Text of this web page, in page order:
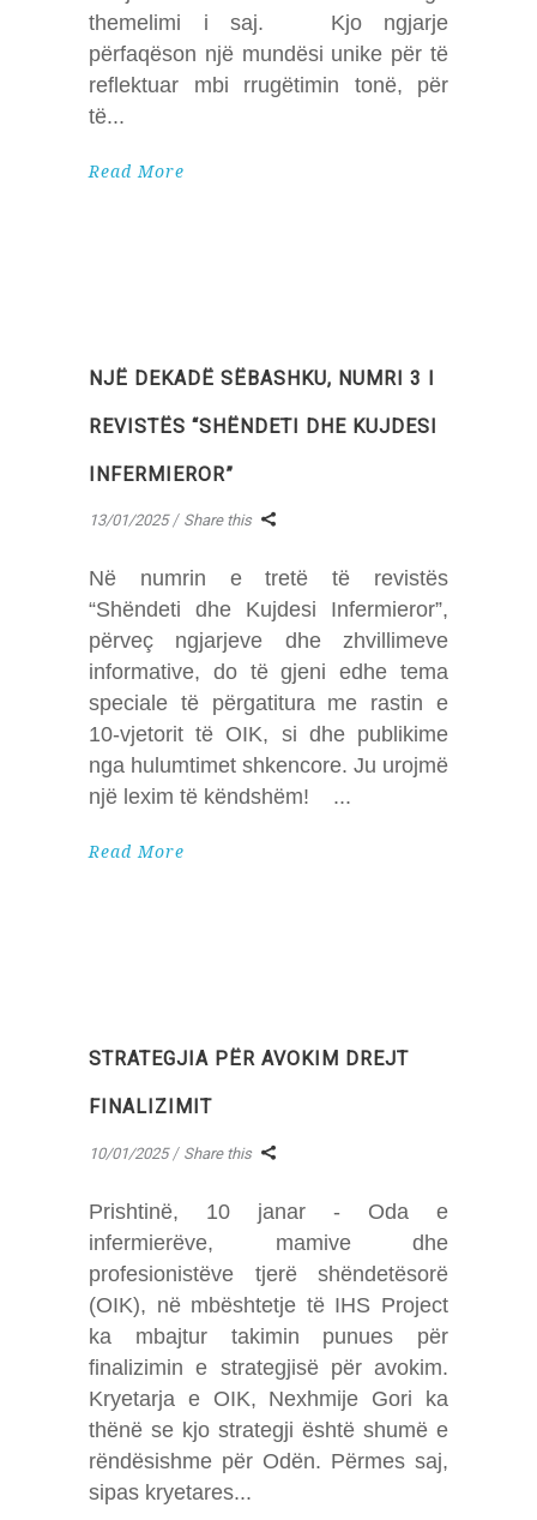
themelimi i saj. Kjo ngjarje
përfaqëson një mundësi unike për të
reflektuar mbi rrugëtimin tonë, për
të
Read More
NJË DEKADË SËBASHKU, NUMRI 3 I
REVISTËS “SHËNDETI DHE KUJDESI
INFERMIEROR”
13/01/2025 Share this
Në numrin e tretë të revistës
“Shëndeti dhe Kujdesi Infermieror”,
përveç ngjarjeve dhe zhvillimeve
informative, do të gjeni edhe tema
speciale të përgatitura me rastin e
10-vjetorit të OIK, si dhe publikime
nga hulumtimet shkencore. Ju urojmë
një lexim të këndshëm!
Read More
STRATEGJIA PËR AVOKIM DREJT
FINALIZIMIT
10/01/2025 Share this
Prishtinë, 10 janar - Oda e
infermierëve, mamive dhe
profesionistëve tjerë shëndetësorë
(OIK), në mbështetje të IHS Project
ka mbajtur takimin punues për
finalizimin e strategjisë për avokim.
Kryetarja e OIK, Nexhmije Gori ka
thënë se kjo strategji është shumë e
rëndësishme për Odën. Përmes saj,
sipas kryetares